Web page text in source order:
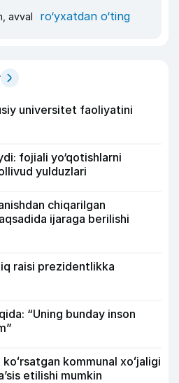
avval ro‘yxatdan o‘ting
universitet faoliyatini
fojiali yo‘qotishlarni
yulduzlari
chiqarilgan
ijaraga berilishi
raisi prezidentlikka
“Uning bunday inson
kommunal xoʻjaligi
etilishi mumkin